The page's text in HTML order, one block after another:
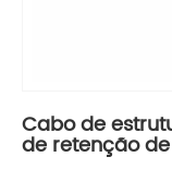
Cabo de
de retenção